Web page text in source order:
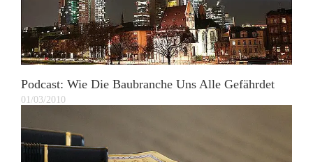
Podcast: Wie Die Baubranche Uns Alle Gefährdet
01/03/2010